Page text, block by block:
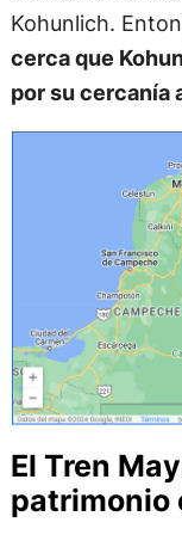
Kohunlich.
cerca que
por su cercanía
El Tren
patrimonio